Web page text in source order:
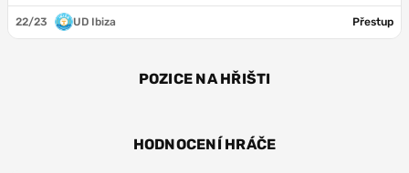
22/23 UD Ibiza Přestup
POZICE NA HŘIŠTI
HODNOCENÍ HRÁČE